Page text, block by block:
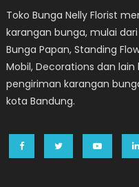
Toko Bunga Nelly Florist
karangan bunga, mulai
Bunga Papan, Standing
Mobil, Decorations dan
pengiriman karangan
kota Bandung.